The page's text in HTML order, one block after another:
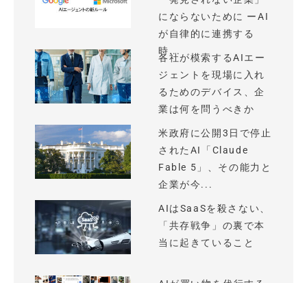
にならないために ーAI
が自律的に連携する
時...
各社が模索するAIエー
ジェントを現場に入れ
るためのデバイス、企
業は何を問うべきか
米政府に公開3日で停止
されたAI「Claude
Fable 5」、その能力と
企業が今...
AIはSaaSを殺さない、
「共存戦争」の裏で本
当に起きていること